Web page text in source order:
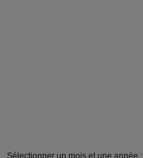
Sélectionner un mois et une année :